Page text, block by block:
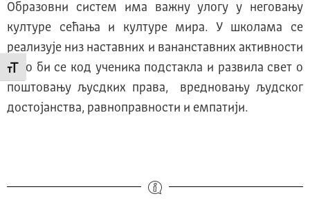
Промени величину слова
Образовни систем има важну улогу у неговању
културе сећања и културе мира. У школама се
реализује низ наставних и вананставних активности
како би се код ученика подстакла и развила свет о
поштовању љусдких права, вредновању људског
достојанства, равноправности и емпатији.